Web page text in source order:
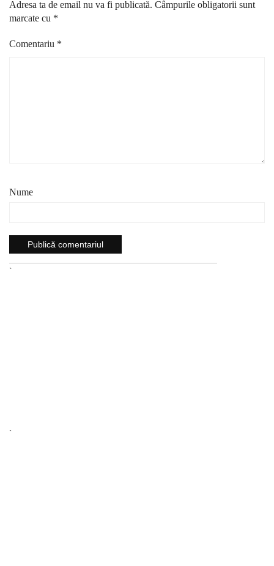
Adresa ta de email nu va fi publicată. Câmpurile obligatorii sunt
marcate cu *
Comentariu *
Nume
`
`